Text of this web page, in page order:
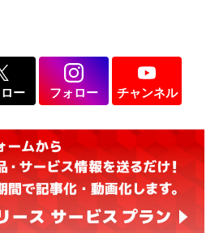
ー フォロー チャンネル